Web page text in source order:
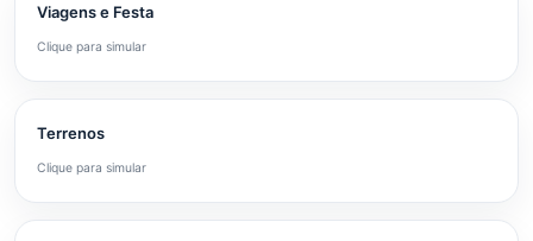
Viagens e Festa
Clique para simular
Terrenos
Clique para simular